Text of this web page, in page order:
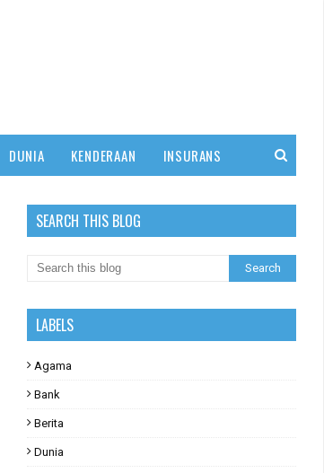
DUNIA KENDERAAN INSURANS
SEARCH THIS BLOG
LABELS
Agama
Bank
Berita
Dunia